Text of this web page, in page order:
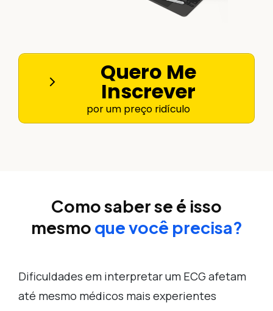
Quero Me
Inscrever
por um preço ridículo
Como saber se é isso
mesmo que você precisa?
Dificuldades em interpretar um ECG afetam
até mesmo médicos mais experientes